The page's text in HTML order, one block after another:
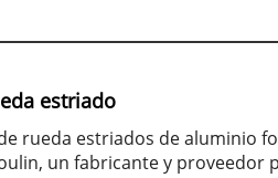
estriado
rueda estriados de aluminio
un fabricante y proveedor